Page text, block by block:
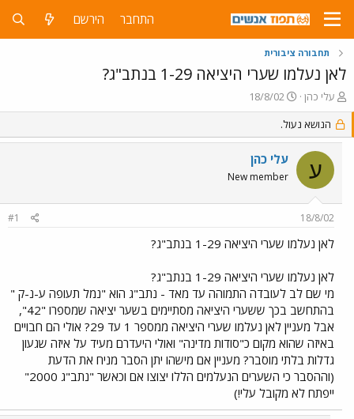
התחבר הירשם
תחבורה ציבורית
לאן נעלמו שערי היציאה 1-29 בנתב"ג?
פ
ו
ת
ח
נ
עלי כהן
פ
ו
ר
ס
ם
ב
ת
ך
18/8/02
הנושא נעול.
ע עלי כהן
New member
18/8/02
#1
לאן נעלמו שערי היציאה 1-29 בנתב"ג?
לאן נעלמו שערי היציאה 1-29 בנתב"ג?
מי שם לב לעובדה התמוהה עד מאד - נתב"ג הוא "נמל תעופה ע-נ-ק "
בהתחשב בכך ששערי היציאה מסתיימים בשער יציאה שמספרו "42",
אבל מעניין לאן נעלמו שערי היציאה ממספר 1 עד 29? אולי הם חבויים
באיזה שהוא מקום כ"סודות מדינה" ואולי היעדרם מעיד על איזה שגעון
גדלות בלתי מוסבר? מעניין אם מישהו יתן הסבר מניח את הדעת
(וההסבר כי השערים הנעלמים הללו יצוצו אם וכאשר "נתב"ג 2000"
ייפתח לא מקובל עלי!)